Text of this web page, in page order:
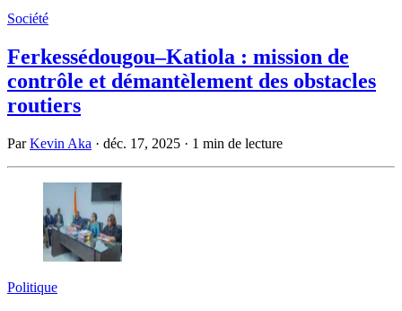
Société
Ferkessédougou–Katiola : mission de
contrôle et démantèlement des obstacles
routiers
ParKevin Aka · déc. 17, 2025 · 1 min de lecture
Politique